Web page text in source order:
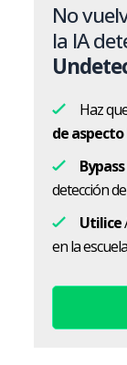
No
la IA
Haz
de
Bypass
detección
Utilice
en la